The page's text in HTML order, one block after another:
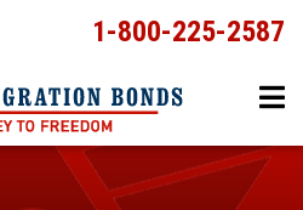
1-800-225-2587